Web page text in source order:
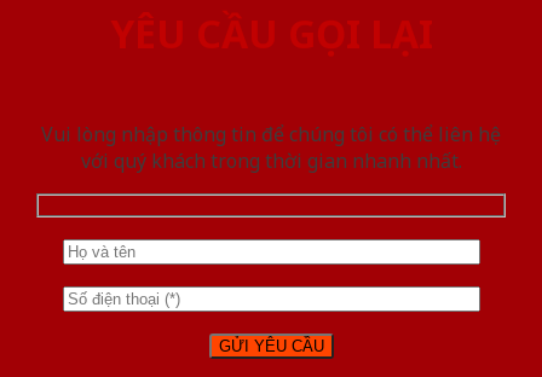
YÊU CẦU GỌI LẠI
Vui lòng nhập thông tin để chúng tôi có thể liên hệ
với quý khách trong thời gian nhanh nhất.